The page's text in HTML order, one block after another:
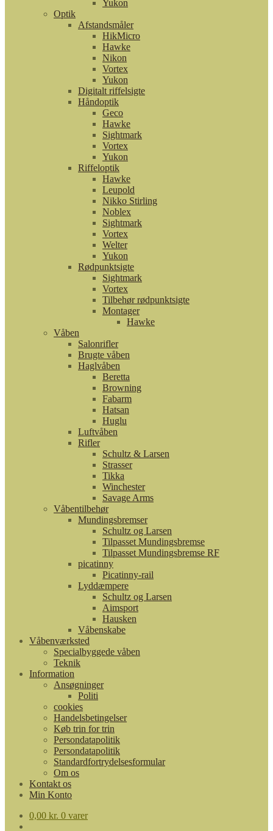
Yukon
Optik
Afstandsmåler
HikMicro
Hawke
Nikon
Vortex
Yukon
Digitalt riffelsigte
Håndoptik
Geco
Hawke
Sightmark
Vortex
Yukon
Riffeloptik
Hawke
Leupold
Nikko Stirling
Noblex
Sightmark
Vortex
Welter
Yukon
Rødpunktsigte
Sightmark
Vortex
Tilbehør rødpunktsigte
Montager
Hawke
Våben
Salonrifler
Brugte våben
Haglvåben
Beretta
Browning
Fabarm
Hatsan
Huglu
Luftvåben
Rifler
Schultz & Larsen
Strasser
Tikka
Winchester
Savage Arms
Våbentilbehør
Mundingsbremser
Schultz og Larsen
Tilpasset Mundingsbremse
Tilpasset Mundingsbremse RF
picatinny
Picatinny-rail
Lyddæmpere
Schultz og Larsen
Aimsport
Hausken
Våbenskabe
Våbenværksted
Specialbyggede våben
Teknik
Information
Ansøgninger
Politi
cookies
Handelsbetingelser
Køb trin for trin
Persondatapolitik
Persondatapolitik
Standardfortrydelsesformular
Om os
Kontakt os
Min Konto
0,00 kr. 0 varer